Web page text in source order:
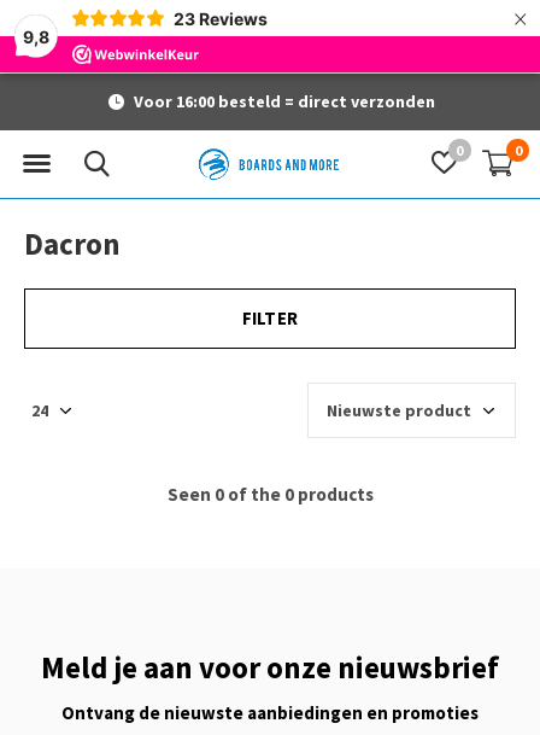
9,8
23 Reviews ×
0 0
Voor 16:00 besteld = direct verzonden
Dacron
FILTER
Seen 0 of the 0 products
Meld je aan voor onze nieuwsbrief
Ontvang de nieuwste aanbiedingen en promoties